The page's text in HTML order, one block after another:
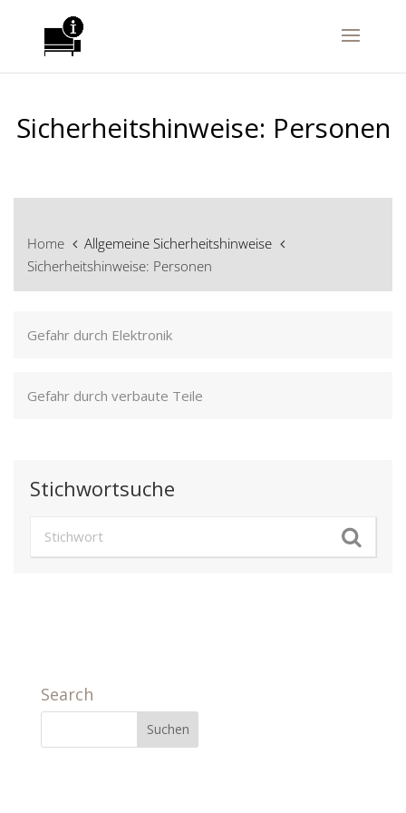
Sicherheitshinweise: Personen
Home
Allgemeine Sicherheitshinweise
Sicherheitshinweise: Personen
Gefahr durch Elektronik
Gefahr durch verbaute Teile
Stichwortsuche
Search